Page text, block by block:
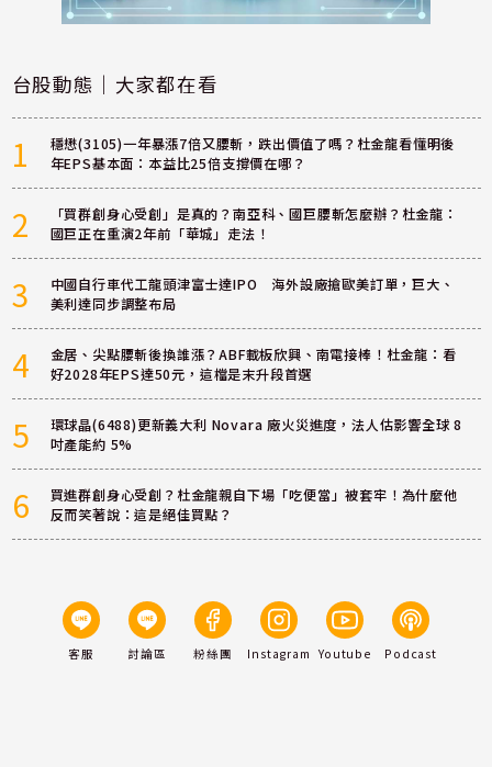
台股動態｜大家都在看
1
穩懋(3105)一年暴漲7倍又腰斬，跌出價值了嗎？杜金龍看懂明後
年EPS基本面：本益比25倍支撐價在哪？
2
「買群創身心受創」是真的？南亞科、國巨腰斬怎麼辦？杜金龍：
國巨正在重演2年前「華城」走法！
3
中國自行車代工龍頭津富士達IPO 海外設廠搶歐美訂單，巨大、
美利達同步調整布局
4
金居、尖點腰斬後換誰漲？ABF載板欣興、南電接棒！杜金龍：看
好2028年EPS達50元，這檔是末升段首選
5
環球晶(6488)更新義大利 Novara 廠火災進度，法人估影響全球 8
吋產能約 5%
6
買進群創身心受創？杜金龍親自下場「吃便當」被套牢！為什麼他
反而笑著說：這是絕佳買點？
客服 討論區 粉絲團 Instagram Youtube Podcast